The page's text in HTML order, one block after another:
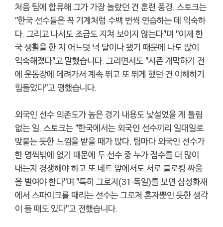
처음 팀에 합류해 그가 가장 놀랐던 건 훈련 풍경. 스토크는
"한국 선수들은 꼭 기계처럼 수백 번씩 연습하는 데 익숙하
다. 그리고 나서도 조금도 지쳐 보이지 않는다"며 "이제 한
국 생활을 한 지 어느덧 넉 달이나 됐기 때문에 나도 많이
익숙해졌다"고 말했습니다. 그러면서도 "시즌 개막하기 전
에 운동장에 데려가서 계속 뛰고 또 뛰게 했던 건 이해하기
힘들었다"고 평했습니다.
외국인 선수 의존도가 높은 경기 내용도 낯설었을 게 틀림
없는 일. 스토크는 "한국에서는 외국인 선수끼리 일대일로
맞붙는 듯한 느낌을 받을 때가 많다. 팀마다 외국인 선수가
한 명씩밖에 없기 때문에 두 선수 중 누가 점수를 더 많이
내는지 경쟁해야 하고 또 네트 앞에서도 서로 블로킹 싸움
을 벌여야 한다"며 "특히 그로저(31·독일)를 보면 삼성화재
에서 스파이크를 때리는 선수는 그로저 혼자뿐인 듯한 생각
이 들 때도 있다"고 전했습니다.